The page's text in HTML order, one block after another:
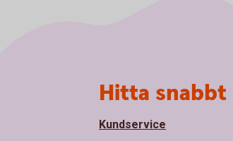
Hitta snabbt
Kundservice